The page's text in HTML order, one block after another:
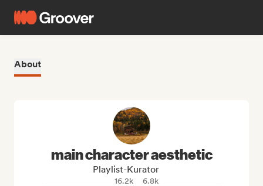
About
main character aesthetic
Playlist-Kurator
16.2k
6.8k